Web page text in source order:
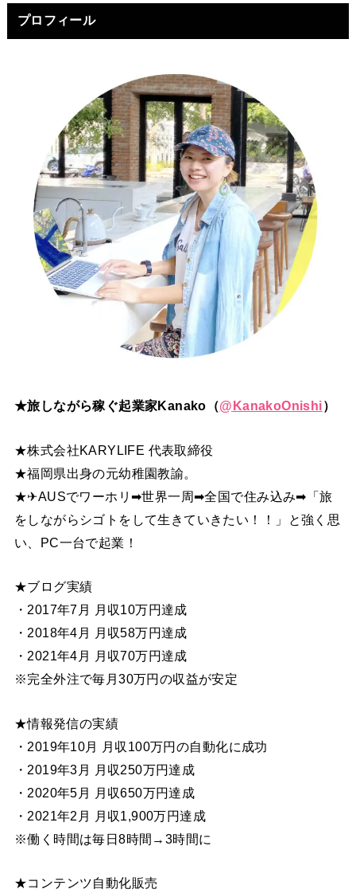
プロフィール
★旅しながら稼ぐ起業家Kanako（@ KanakoOnishi）
★株式会社KARYLIFE 代表取締役
★福岡県出身の元幼稚園教諭。
★✈AUSでワーホリ➡世界一周➡全国で住み込み➡「旅
をしながらシゴトをして生きていきたい！！」と強く思
い、PC一台で起業！
★ブログ実績
・2017年7月 月収10万円達成
・2018年4月 月収58万円達成
・2021年4月 月収70万円達成
※完全外注で毎月30万円の収益が安定
★情報発信の実績
・2019年10月 月収100万円の自動化に成功
・2019年3月 月収250万円達成
・2020年5月 月収650万円達成
・2021年2月 月収1,900万円達成
※働く時間は毎日8時間→3時間に
★コンテンツ自動化販売